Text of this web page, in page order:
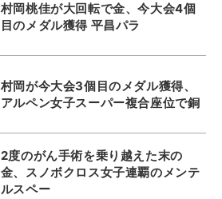
村岡桃佳が大回転で金、今大会4個
目のメダル獲得 平昌パラ
村岡が今大会3個目のメダル獲得、
アルペン女子スーパー複合座位で銅
2度のがん手術を乗り越えた末の
金、スノボクロス女子連覇のメンテ
ルスペー